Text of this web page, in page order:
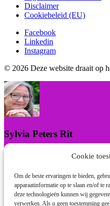
Cookie
Om de beste ervaringen te bieden,
apparaatinformatie op te slaan en/of te
deze technologieën kunnen wij
verwerken. Als u geen toestemming
Disclaimer
Cookiebeleid (EU)
Facebook
Linkedin
Instagram
© 2026 Deze website draait op
Sylvia Peters Rit
Praktijk Natuurgeneeskunde &